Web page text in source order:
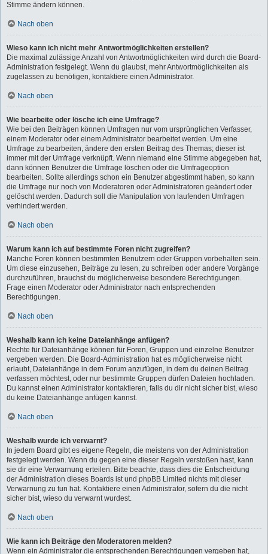
Stimme ändern können.
Nach oben
Wieso kann ich nicht mehr Antwortmöglichkeiten erstellen?
Die maximal zulässige Anzahl von Antwortmöglichkeiten wird durch die Board-
Administration festgelegt. Wenn du glaubst, mehr Antwortmöglichkeiten als
zugelassen zu benötigen, kontaktiere einen Administrator.
Nach oben
Wie bearbeite oder lösche ich eine Umfrage?
Wie bei den Beiträgen können Umfragen nur vom ursprünglichen Verfasser,
einem Moderator oder einem Administrator bearbeitet werden. Um eine
Umfrage zu bearbeiten, ändere den ersten Beitrag des Themas; dieser ist
immer mit der Umfrage verknüpft. Wenn niemand eine Stimme abgegeben hat,
dann können Benutzer die Umfrage löschen oder die Umfrageoption
bearbeiten. Sollte allerdings schon ein Benutzer abgestimmt haben, so kann
die Umfrage nur noch von Moderatoren oder Administratoren geändert oder
gelöscht werden. Dadurch soll die Manipulation von laufenden Umfragen
verhindert werden.
Nach oben
Warum kann ich auf bestimmte Foren nicht zugreifen?
Manche Foren können bestimmten Benutzern oder Gruppen vorbehalten sein.
Um diese einzusehen, Beiträge zu lesen, zu schreiben oder andere Vorgänge
durchzuführen, brauchst du möglicherweise besondere Berechtigungen.
Frage einen Moderator oder Administrator nach entsprechenden
Berechtigungen.
Nach oben
Weshalb kann ich keine Dateianhänge anfügen?
Rechte für Dateianhänge können für Foren, Gruppen und einzelne Benutzer
vergeben werden. Die Board-Administration hat es möglicherweise nicht
erlaubt, Dateianhänge in dem Forum anzufügen, in dem du deinen Beitrag
verfassen möchtest, oder nur bestimmte Gruppen dürfen Dateien hochladen.
Du kannst einen Administrator kontaktieren, falls du dir nicht sicher bist, wieso
du keine Dateianhänge anfügen kannst.
Nach oben
Weshalb wurde ich verwarnt?
In jedem Board gibt es eigene Regeln, die meistens von der Administration
festgelegt werden. Wenn du gegen eine dieser Regeln verstoßen hast, kann
sie dir eine Verwarnung erteilen. Bitte beachte, dass dies die Entscheidung
der Administration dieses Boards ist und phpBB Limited nichts mit dieser
Verwarnung zu tun hat. Kontaktiere einen Administrator, sofern du die nicht
sicher bist, wieso du verwarnt wurdest.
Nach oben
Wie kann ich Beiträge den Moderatoren melden?
Wenn ein Administrator die entsprechenden Berechtigungen vergeben hat,